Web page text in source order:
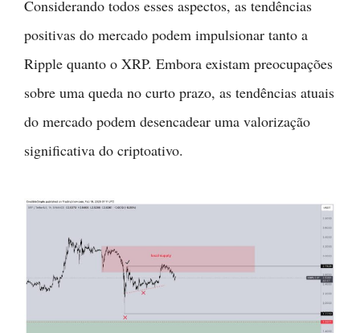
Considerando todos esses aspectos, as tendências
positivas do mercado podem impulsionar tanto a
Ripple quanto o XRP. Embora existam preocupações
sobre uma queda no curto prazo, as tendências atuais
do mercado podem desencadear uma valorização
significativa do criptoativo.